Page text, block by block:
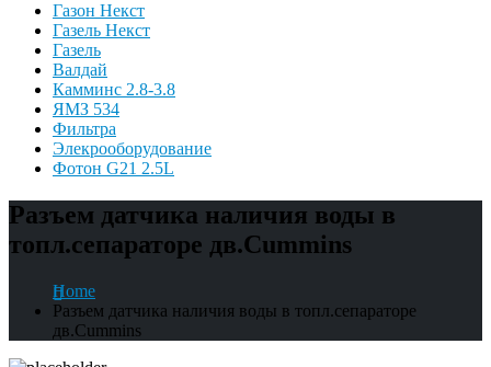
Газон Некст
Газель Некст
Газель
Валдай
Камминс 2.8-3.8
ЯМЗ 534
Фильтра
Элекрооборудование
Фотон G21 2.5L
Разъем датчика наличия воды в
топл.сепараторе дв.Cummins
Home
Разъем датчика наличия воды в топл.сепараторе
дв.Cummins